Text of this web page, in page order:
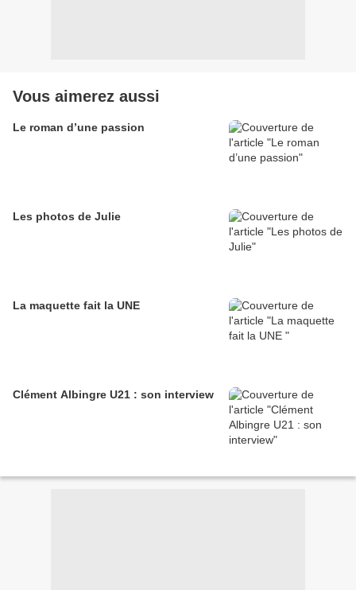
Vous aimerez aussi
Le roman d’une passion
Les photos de Julie
La maquette fait la UNE
Clément Albingre U21 : son interview